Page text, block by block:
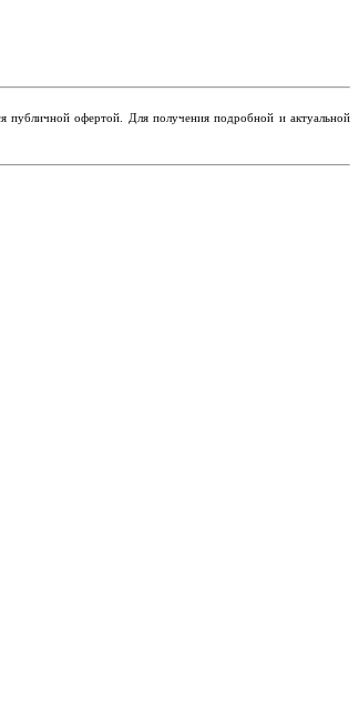
публичной офертой. Для получения подробной и актуальной